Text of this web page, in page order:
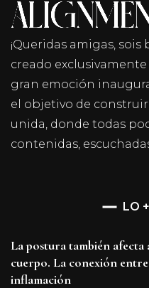
¡Queridas amigas,
creado
gran emoción
el objetivo de
unida, donde todas
contenidas,
LO
La postura también
cuerpo. La conexión
inflamación